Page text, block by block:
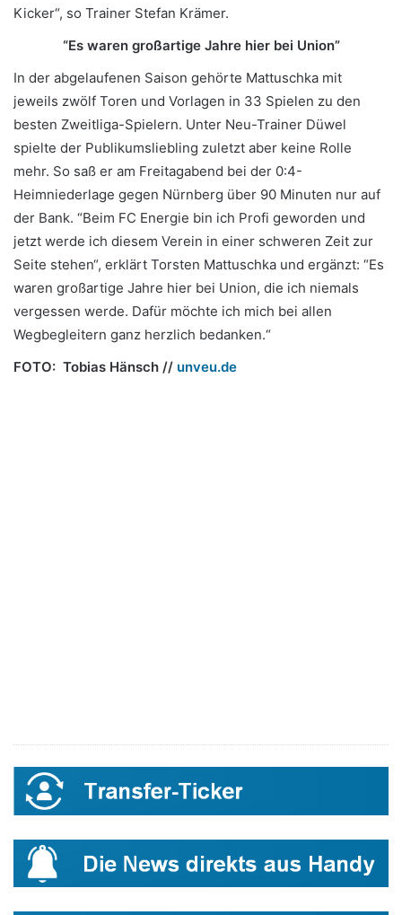
Kicker“, so Trainer Stefan Krämer.
“Es waren großartige Jahre hier bei Union”
In der abgelaufenen Saison gehörte Mattuschka mit
jeweils zwölf Toren und Vorlagen in 33 Spielen zu den
besten Zweitliga-Spielern. Unter Neu-Trainer Düwel
spielte der Publikumsliebling zuletzt aber keine Rolle
mehr. So saß er am Freitagabend bei der 0:4-
Heimniederlage gegen Nürnberg über 90 Minuten nur auf
der Bank. “Beim FC Energie bin ich Profi geworden und
jetzt werde ich diesem Verein in einer schweren Zeit zur
Seite stehen“, erklärt Torsten Mattuschka und ergänzt: “Es
waren großartige Jahre hier bei Union, die ich niemals
vergessen werde. Dafür möchte ich mich bei allen
Wegbegleitern ganz herzlich bedanken.“
FOTO: Tobias Hänsch // unveu.de